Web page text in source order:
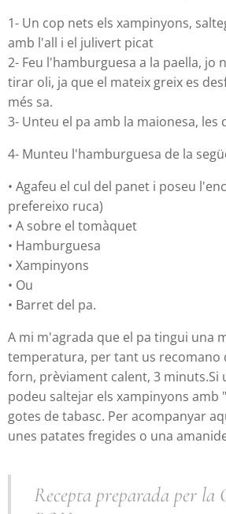
1- Un cop nets els xampinyons,
amb l'all i el julivert picat
2- Feu l'hamburguesa a la paella, jo
tirar oli, ja que el mateix greix es
més sa.
3- Unteu el pa amb la maionesa, les
4- Munteu l'hamburguesa de la
• Agafeu el cul del panet i poseu
prefereixo ruca)
• A sobre el tomàquet
• Hamburguesa
• Xampinyons
• Ou
• Barret del pa.
A mi m'agrada que el pa tingui una
temperatura, per tant us recomano
forn, prèviament calent, 3 minuts.Si
podeu saltejar els xampinyons amb
gotes de tabasc. Per acompanyar
unes patates fregides o una
Recepta preparada per la